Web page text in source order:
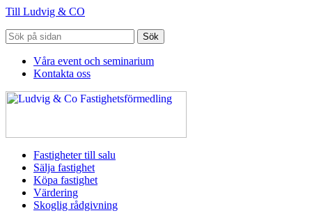
Till Ludvig & CO
Sök
Våra event och seminarium
Kontakta oss
Fastigheter till salu
Sälja fastighet
Köpa fastighet
Värdering
Skoglig rådgivning